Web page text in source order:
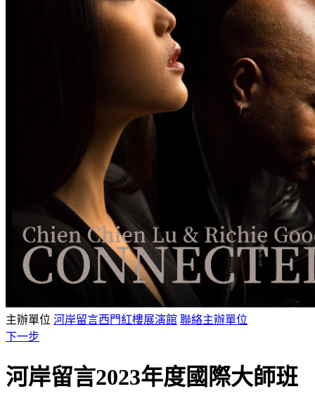
主辦單位 河岸留言西門紅樓展演館 聯絡主辦單位
下一步
河岸留言2023年度國際大師班